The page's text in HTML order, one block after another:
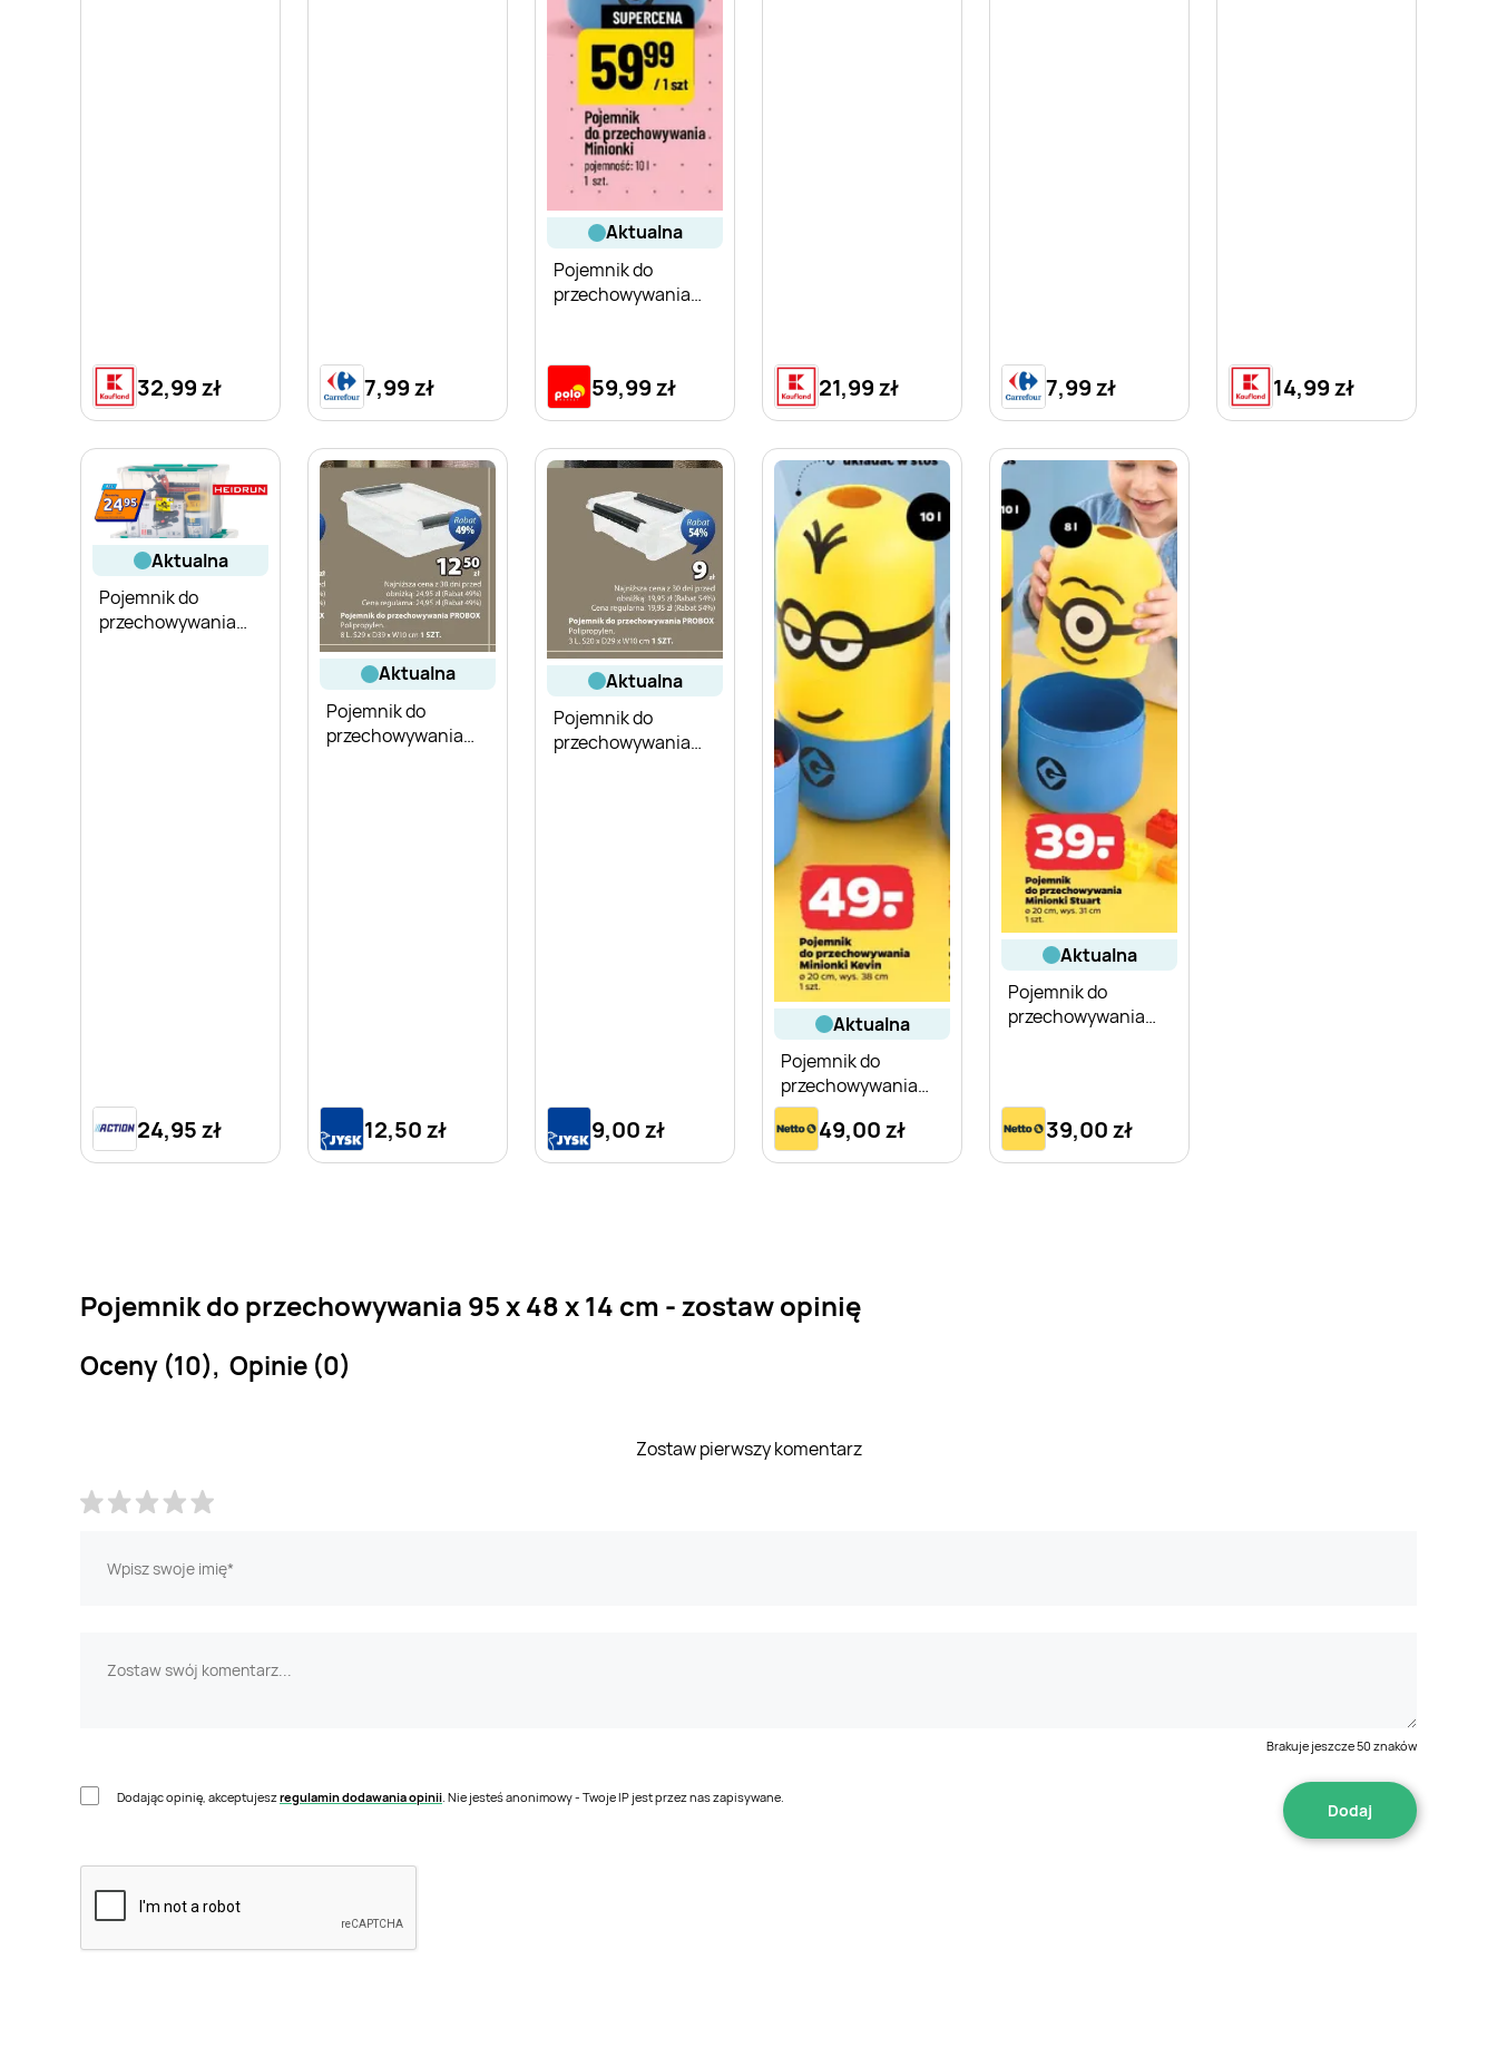
32,99 zł 7,99 zł
aktualna
Pojemnik do
przechowywania
59,99 zł 21,99 zł 7,99 zł 14,99 zł
aktualna
Pojemnik do
przechowywania
24,95 zł
aktualna
Pojemnik do
przechowywania
12,50 zł
aktualna
Pojemnik do
przechowywania
9,00 zł
aktualna
Pojemnik do
przechowywania
Minionki Kevin 10 l
49,00 zł
aktualna
Pojemnik do
przechowywania
39,00 zł
Pojemnik do przechowywania 95 x 48 x 14 cm - zostaw opinię
Oceny (10), Opinie (0)
Zostaw pierwszy komentarz
Brakuje jeszcze50 znaków
Dodając opinię, akceptujeszregulamin dodawania opinii . Nie jesteś anonimowy - Twoje IP jest przez nas zapisywane.